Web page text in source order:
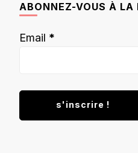
ABONNEZ-VOUS À LA
Email *